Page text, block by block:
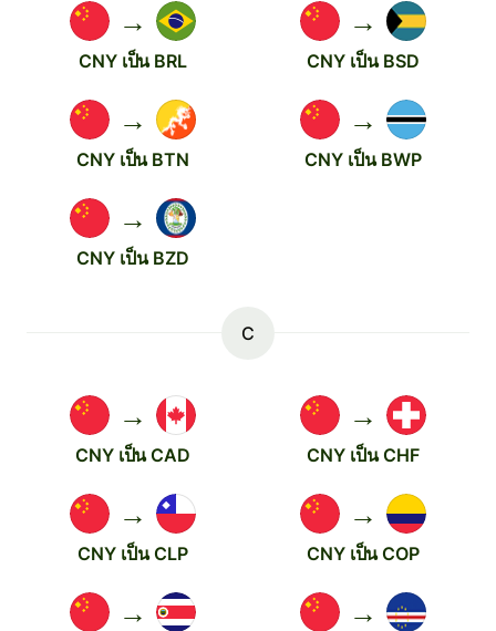
→
CNY เป็น BRL
→
CNY เป็น BSD
→
CNY เป็น BTN
→
CNY เป็น BWP
→
CNY เป็น BZD
C
→
CNY เป็น CAD
→
CNY เป็น CHF
→
CNY เป็น CLP
→
CNY เป็น COP
→ →